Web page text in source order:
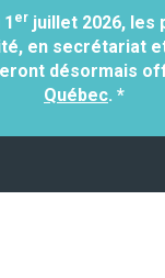
erjuillet 2026, les
en secrétariat
désormais
Québec. *
de formation